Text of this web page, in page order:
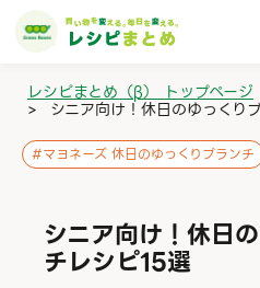
レシピまとめ（β） トップページ
> シニア向け！休日のゆっくり
#マヨネーズ 休日のゆっくりブランチ
シニア向け！休日
チレシピ15選